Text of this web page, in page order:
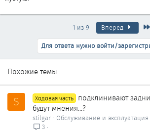
1 из 9 Вперёд
Для ответа нужно войти/
Похожие темы
S Ходовая часть подклинивают
будут мнения...?
stilgar
Обслуживание и эксплуатация
3